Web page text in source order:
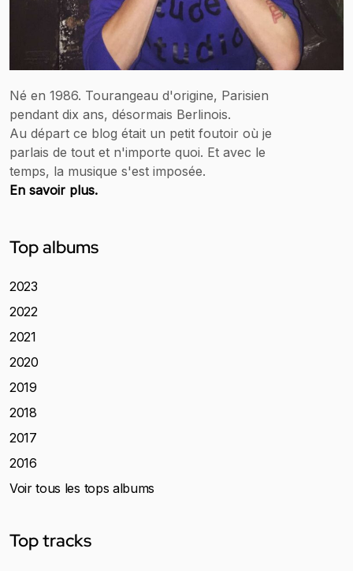
Né en 1986. Tourangeau d'origine, Parisien
pendant dix ans, désormais Berlinois.
Au départ ce blog était un petit foutoir où je
parlais de tout et n'importe quoi. Et avec le
temps, la musique s'est imposée.
En savoir plus.
Top albums
2023
2022
2021
2020
2019
2018
2017
2016
Voir tous les tops albums
Top tracks